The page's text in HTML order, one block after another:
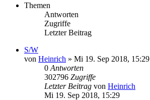
Themen
Antworten
Zugriffe
Letzter Beitrag
S/W
von Heinrich » Mi 19. Sep 2018, 15:29
0 Antworten
302796 Zugriffe
Letzter Beitrag von Heinrich
Mi 19. Sep 2018, 15:29